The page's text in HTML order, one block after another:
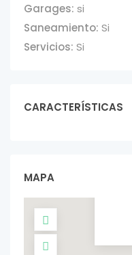
Garages: si
Saneamiento: Si
Servicios: Si
CARACTERÍSTICAS
MAPA